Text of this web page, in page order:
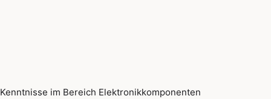
Kenntnisse im Bereich Elektronikkomponenten